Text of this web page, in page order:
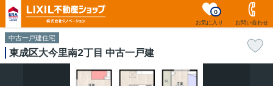
お気に入り
0
お問い合わせ
中古一戸建住宅
東成区大今里南2丁目 中古一戸建